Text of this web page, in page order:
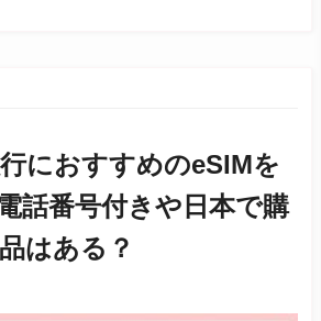
におすすめのeSIMを
話番号付きや日本で購
はある？